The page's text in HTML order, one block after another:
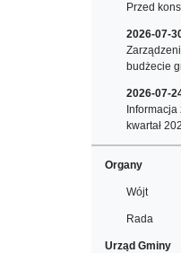
Przed
2026-07-
budżecie
2026-07-
Informacja
kwartał
Organy
Wójt
Rada
Urząd Gminy